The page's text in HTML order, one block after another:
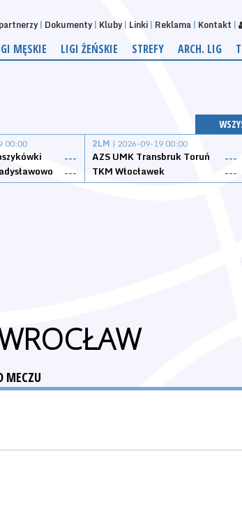
Dokumenty Kluby Linki Reklama Kontakt
MĘSKIE LIGI ŻEŃSKIE STREFY ARCH. LIG
00:00
---
---
2LM | 2026-09-19 00:00
AZS UMK Transbruk Toruń
---
TKM Włocławek
---
MECZU